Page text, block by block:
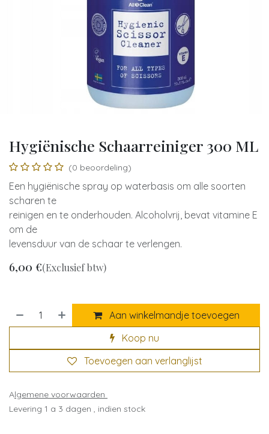
Hygiënische Schaarreiniger 300 ML
(0 beoordeling)
Een hygiënische spray op waterbasis om alle soorten
scharen te
reinigen en te onderhouden. Alcoholvrij, bevat vitamine E
om de
levensduur van de schaar te verlengen.
6,00 €(Exclusief btw)
Aan winkelmandje toevoegen
Koop nu
Toevoegen aan verlanglijst
Algemene voorwaarden
Levering 1 a 3 dagen , indien stock